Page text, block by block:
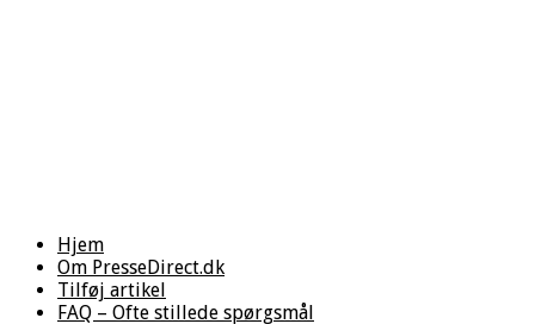
Hjem
Om PresseDirect.dk
Tilføj artikel
FAQ – Ofte stillede spørgsmål